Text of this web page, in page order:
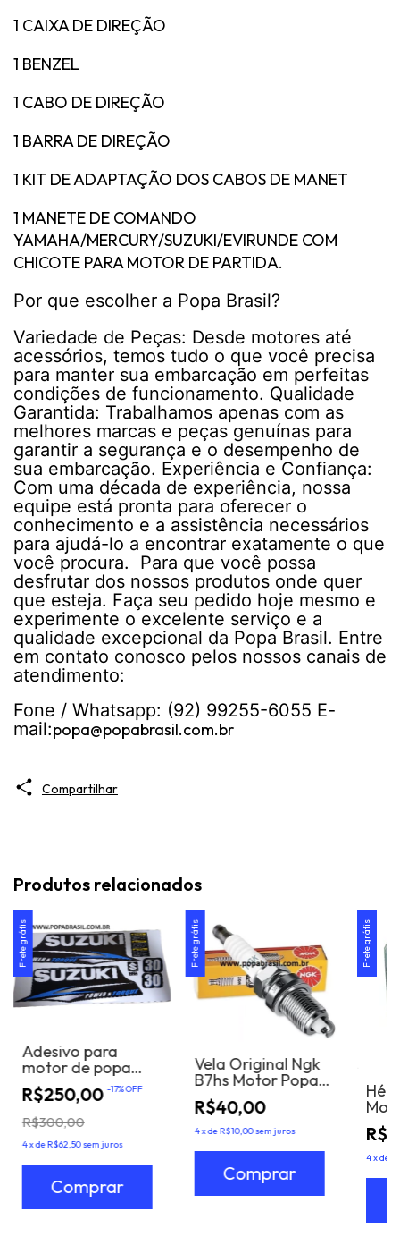
1 CAIXA DE DIREÇÃO
1 BENZEL
1 CABO DE DIREÇÃO
1 BARRA DE DIREÇÃO
1 KIT DE ADAPTAÇÃO DOS CABOS DE MANET
1 MANETE DE COMANDO
YAMAHA/MERCURY/SUZUKI/EVIRUNDE COM
CHICOTE PARA MOTOR DE PARTIDA.
Por que escolher a Popa Brasil?
Variedade de Peças: Desde motores até
acessórios, temos tudo o que você precisa
para manter sua embarcação em perfeitas
condições de funcionamento. Qualidade
Garantida: Trabalhamos apenas com as
melhores marcas e peças genuínas para
garantir a segurança e o desempenho de
sua embarcação. Experiência e Confiança:
Com uma década de experiência, nossa
equipe está pronta para oferecer o
conhecimento e a assistência necessários
para ajudá-lo a encontrar exatamente o que
você procura. Para que você possa
desfrutar dos nossos produtos onde quer
que esteja. Faça seu pedido hoje mesmo e
experimente o excelente serviço e a
qualidade excepcional da Popa Brasil. Entre
em contato conosco pelos nossos canais de
atendimento:
Fone / Whatsapp: (92) 99255-6055 E-
mail:popa@popabrasil.com.br
Compartilhar
Produtos relacionados
Frete grátis
Adesivo para
motor de popa
suzuki 30 hp 2t
R$250,00 -17%OFF
R$300,00
4xdeR$62,50sem juros
Frete grátis
Vela Original Ngk
B7hs Motor Popa
Yamaha, Mercury,
Jonson, suzuki
tempo
R$40,00
4xdeR$10,00sem juros
Frete grátis
x 11
4xde